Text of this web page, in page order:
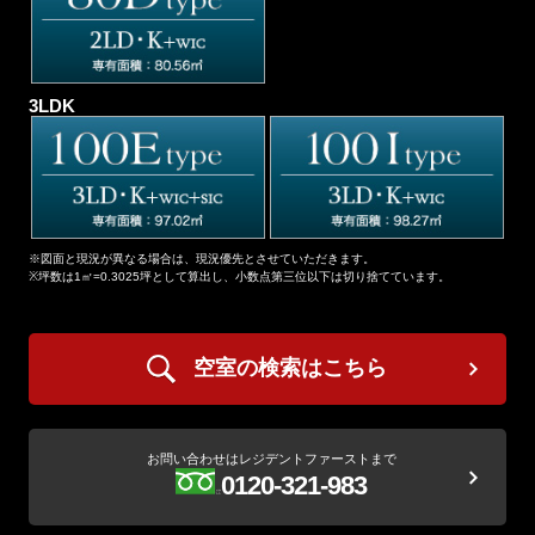
3LDK
※図面と現況が異なる場合は、現況優先とさせていただきます。
※坪数は1㎡=0.3025坪として算出し、小数点第三位以下は切り捨てています。
空室の検索はこちら
お問い合わせはレジデントファーストまで
0120-321-983